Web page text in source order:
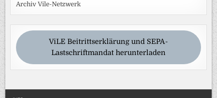
Archiv Vile-Netzwerk
ViLE Beitrittserklärung und SEPA-
Lastschriftmandat herunterladen